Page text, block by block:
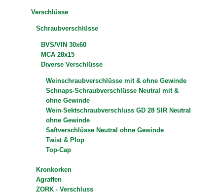
Verschlüsse
Schraubverschlüsse
BVS/VIN 30x60
MCA 28x15
Diverse Verschlüsse
Weinschraubverschlüsse mit & ohne Gewinde
Schnaps-Schraubverschlüsse Neutral mit &
ohne Gewinde
Wein-Sektschraubverschluss GD 28 SIR Neutral
ohne Gewinde
Saftverschlüsse Neutral ohne Gewinde
Twist & Plop
Top-Cap
Kronkorken
Agraffen
ZORK - Verschluss